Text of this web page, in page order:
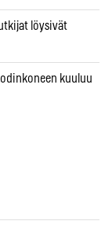
löysivät
kuuluu